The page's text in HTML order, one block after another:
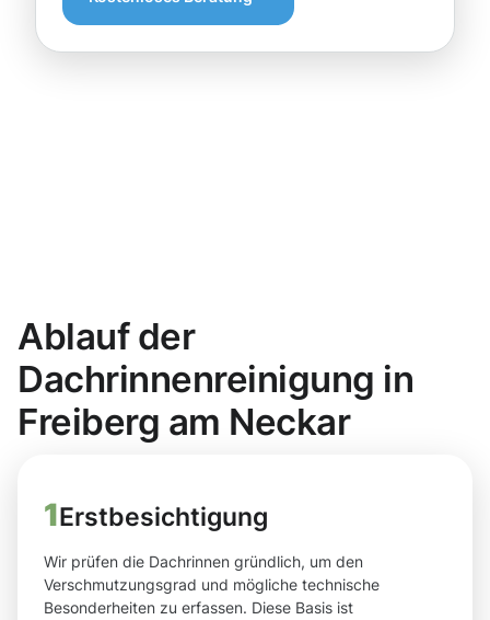
Ablauf der
Dachrinnenreinigung in
Freiberg am Neckar
1Erstbesichtigung
Wir prüfen die Dachrinnen gründlich, um den
Verschmutzungsgrad und mögliche technische
Besonderheiten zu erfassen. Diese Basis ist